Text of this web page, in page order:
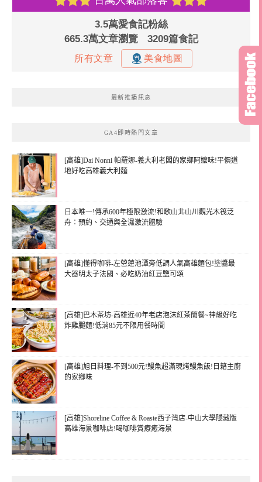
最新推播訊息
GA4即時熱門文章
[高雄]Dai Nonni 帕羅娜-義大利老闆的家鄉阿嬤味!平價道
地好吃高雄義大利麵
日本唯一!傳承600年極限激流!和歌山北山川觀光木筏泛
舟：預約、交通與全濕激流體驗
[高雄]懂得咖啡-左營蓮池潭旁低調人氣高雄麵包!塗醬最
大器明太子法國、必吃奶油紅豆鹽可頌
[高雄]巴木茶坊-高雄近40年老店泡沫紅茶簡餐~神級好吃
炸雞腿麵!低消85元不限用餐時間
[高雄]旭日料理-不到500元!鰻魚超滿現烤鰻魚飯!日籍主廚
的家鄉味
[高雄]Shoreline Coffee & Roaste西子灣店-中山大學隱藏版
高雄海景咖啡店!喝咖啡賞療癒海景